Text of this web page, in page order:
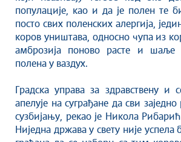
популације, као и да је полен те
посто свих поленских алергија,
коров уништава, односно чупа из
амброзија поново расте и шаље
полена у ваздух.
Градска управа за здравствену и
апелује на суграђане да сви
сузбијању, рекао је Никола
Ниједна држава у свету није успела